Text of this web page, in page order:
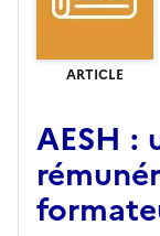
ARTICLE
AESH :